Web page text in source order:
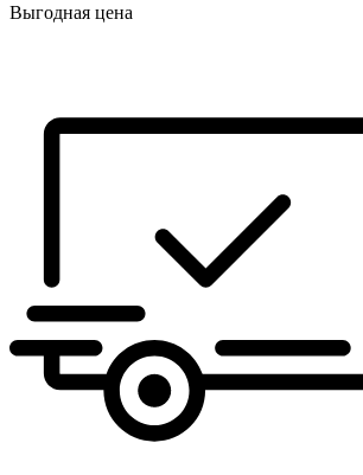
Выгодная цена